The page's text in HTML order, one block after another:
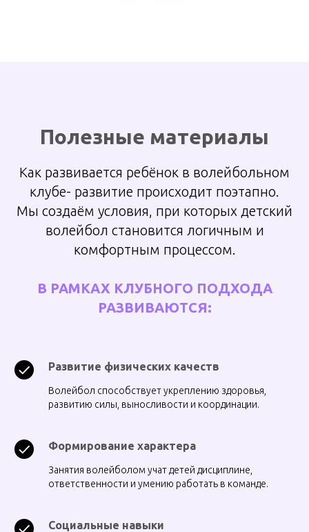
Полезные материалы
Как развивается ребёнок в волейбольном
клубе- развитие происходит поэтапно.
Мы создаём условия, при которых детский
волейбол становится логичным и
комфортным процессом.
В РАМКАХ КЛУБНОГО ПОДХОДА
РАЗВИВАЮТСЯ:
Развитие физических качеств
Волейбол способствует укреплению здоровья,
развитию силы, выносливости и координации.
Формирование характера
Занятия волейболом учат детей дисциплине,
ответственности и умению работать в команде.
Социальные навыки